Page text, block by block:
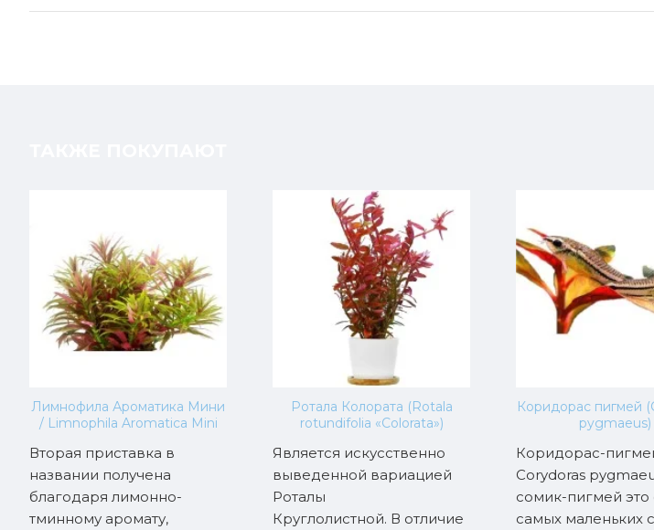
Лимнофила Ароматика Мини
/ Limnophila Aromatica Mini
Вторая приставка в
названии получена
благодаря лимонно-
тминному аромату,
Ротала Колората (Rotala
rotundifolia «Colorata»)
Является искусственно
выведенной вариацией
Роталы
Круглолистной. В отличие
Коридорас пигмей
pygmaeus)
Коридорас-
Corydoras
сомик-пигмей это
самых маленьких